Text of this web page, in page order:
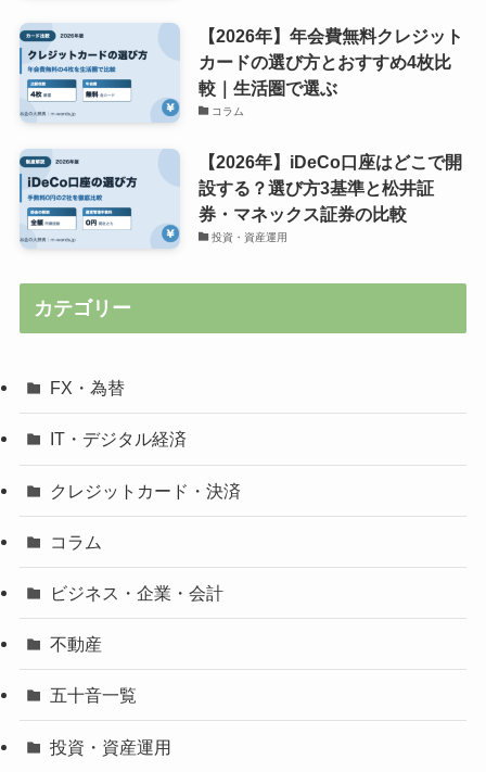
【2026年】年会費無料クレジット
カードの選び方とおすすめ4枚比
較｜生活圏で選ぶ
コラム
【2026年】iDeCo口座はどこで開
設する？選び方3基準と松井証
券・マネックス証券の比較
投資・資産運用
カテゴリー
FX・為替
IT・デジタル経済
クレジットカード・決済
コラム
ビジネス・企業・会計
不動産
五十音一覧
投資・資産運用